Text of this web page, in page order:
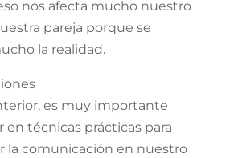
nos afecta mucho nuestro
pareja porque se
la realidad.
es muy importante
en técnicas prácticas para
la comunicación en nuestro